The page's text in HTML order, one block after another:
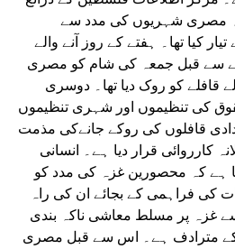
مصری شہریوں کی مدد سے
کیا تھا۔ ہفتے کے روز آنے والے
سے قبل جمعہ کی شام کو مصری
قافلے کو روک دیا تھا۔ دوسری
کی تنظیموں اور شہری تنظیموں
قافلوں کی روکے جانےکی مذمت
کارروائی قرار دیا ہے۔ انسانی
ہے کہ محصورین غزہ کی مدد کو
کی فراہمی کے بجائے ان کی راہ
غزہ پر مسلط معاشی ناکہ بندی
مترادف ہے۔ اس سے قبل مصری